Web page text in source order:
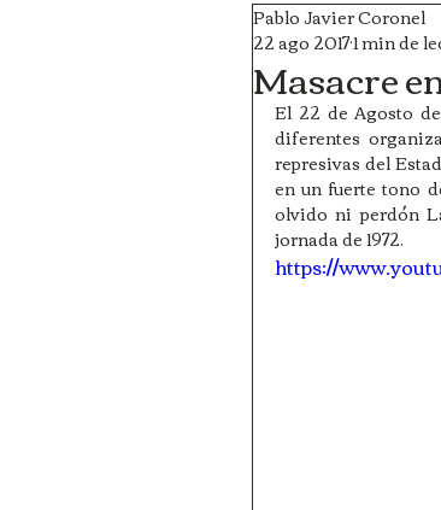
Masacre
Pablo Javier Coronel
22 ago 20171 min de
El 22 de Agosto
diferentes
represivas del
en un fuerte tono
olvido ni perdón
jornada de 1972.
https://